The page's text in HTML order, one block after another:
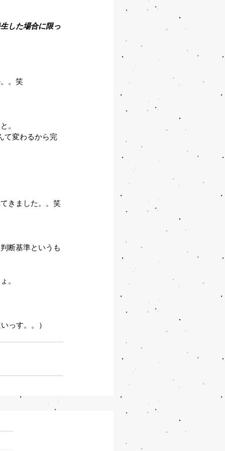
した場合に限っ
。笑
。
て変わるから完
きました。。笑
断基準というも
。
っす。。）